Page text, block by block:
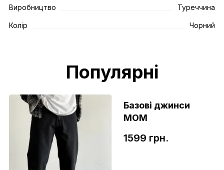
Виробництво Туреччина
Колір Чорний
Популярні
Базові джинси
МОМ
1599 грн.